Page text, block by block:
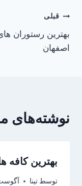
راهبری
نوشته
قبلی
بهترین رستوران
اصفهان
نوشته‌های
بهترین کافه
توسط تینا آگوست 6,